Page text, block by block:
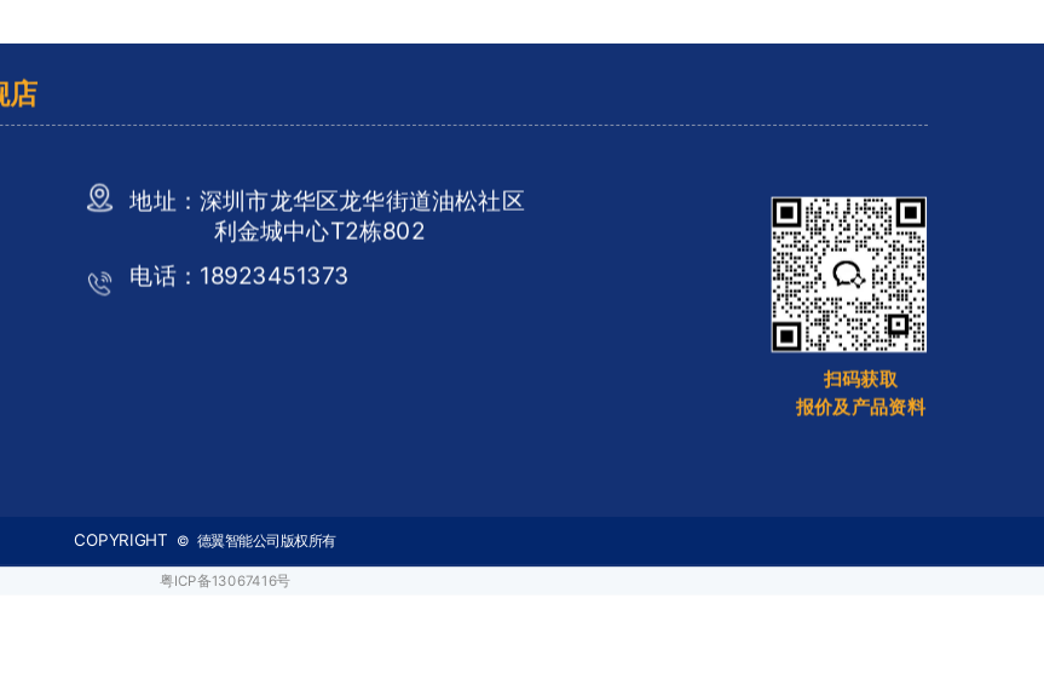
地址：深圳市龙华区龙华街道油松社区
利金城中心T2栋802
电话：18923451373
COPYRIGHT © 德翼智能公司版权所有
扫码获取
报价及产品资料
店
粤ICP备13067416号